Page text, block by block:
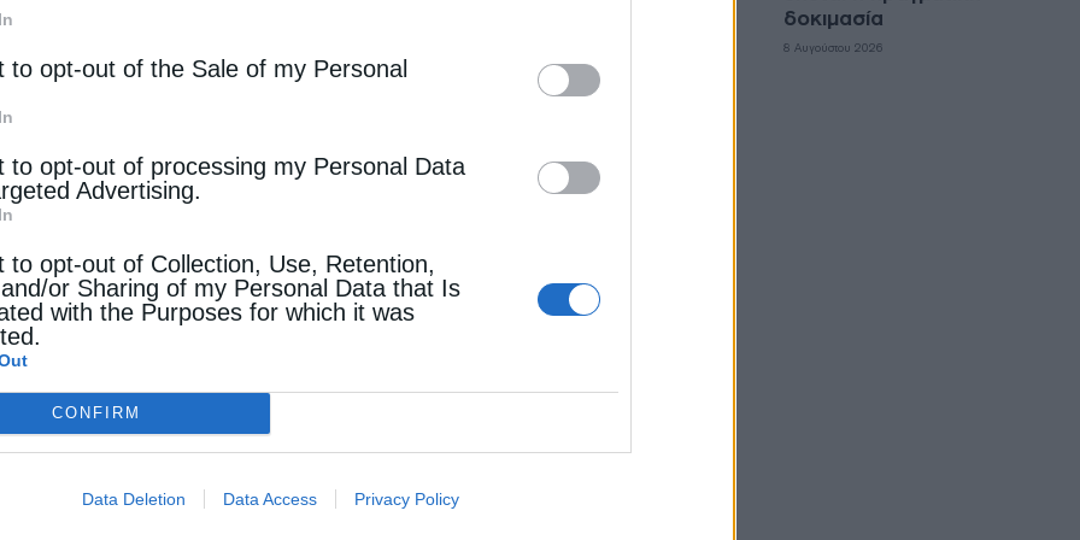
to opt-out of the Sale of my Personal
to opt-out of processing my Personal Data
Advertising.
to opt-out of Collection, Use, Retention,
or Sharing of my Personal Data that Is
with the Purposes for which it was
CONFIRM
Data Deletion Data Access Privacy Policy
σε λειτουργία το 2026 και μέχρι τότε το πρόβλημα θα
μπαταριών εκτιμάται ότι οι περικοπές θα
επίπεδο.
μπροστά της η χώρα, ώστε να επιτευχθούν οι στόχοι της
εκπέμπει ο ενεργειακός σχεδιασμός με δεδομένο ότι
στην Κομισιόν το τελικό κείμενο του Εθνικού Σχεδίου για
2030 είναι 28,2 GW, εκ των οποίων 13,5 GW
αιολικά, 3.5 GW μεγάλα και 0.4 GW μικρά
εκτιμάται στα 17 GW, δηλαδή περίπου 8,5 GW
υδροηλεκτρικά.
το 50%. Και το βασικό εμπόδιο που αντιμετωπίζει
σύστημα είναι, όπως προαναφέρθηκε, οι περικοπές
από την κατανάλωση. Οι περικοπές αφενός
δοκιμασία
8 Αυγούστου 2026